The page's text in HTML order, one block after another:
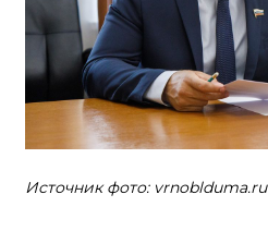
Источник фото: vrnoblduma.ru